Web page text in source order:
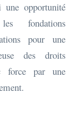
une opportunité
fondations
pour une
des droits
force par une